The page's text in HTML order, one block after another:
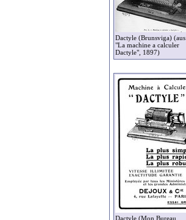
Dactyle (Brunsviga) (aus
"La machine a calculer
Dactyle", 1897)
Dactyle (Mon Bureau